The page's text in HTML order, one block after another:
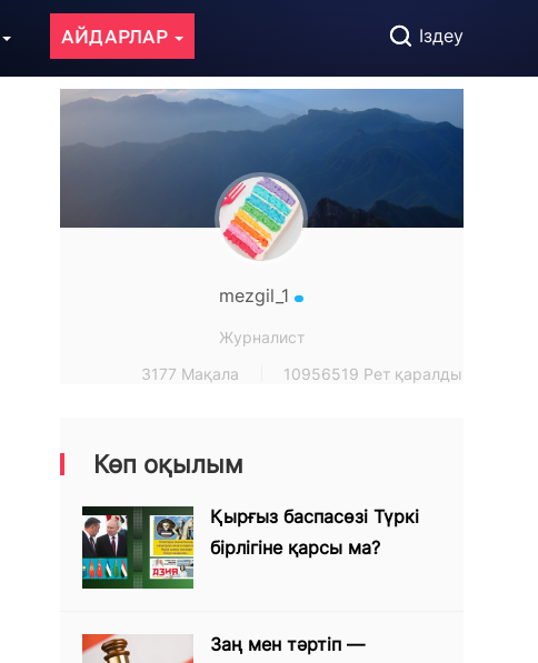
АЙДАРЛАР Іздеу
mezgil_1
Журналист
3177 Мақала
10956519 Рет қаралды
Көп оқылым
Қырғыз баспасөзі Түркі
бірлігіне қарсы ма?
Заң мен тәртіп —